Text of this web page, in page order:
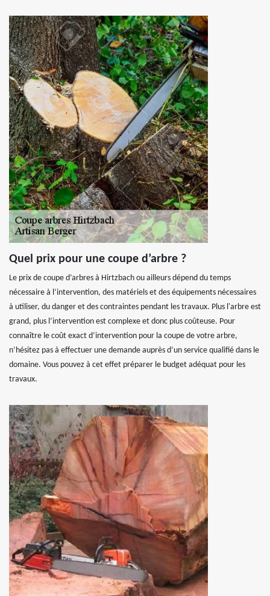
Quel prix pour une coupe d’arbre ?
Le prix de coupe d’arbres à Hirtzbach ou ailleurs dépend du temps
nécessaire à l’intervention, des matériels et des équipements nécessaires
à utiliser, du danger et des contraintes pendant les travaux. Plus l'arbre est
grand, plus l’intervention est complexe et donc plus coûteuse. Pour
connaître le coût exact d’intervention pour la coupe de votre arbre,
n’hésitez pas à effectuer une demande auprès d’un service qualifié dans le
domaine. Vous pouvez à cet effet préparer le budget adéquat pour les
travaux.